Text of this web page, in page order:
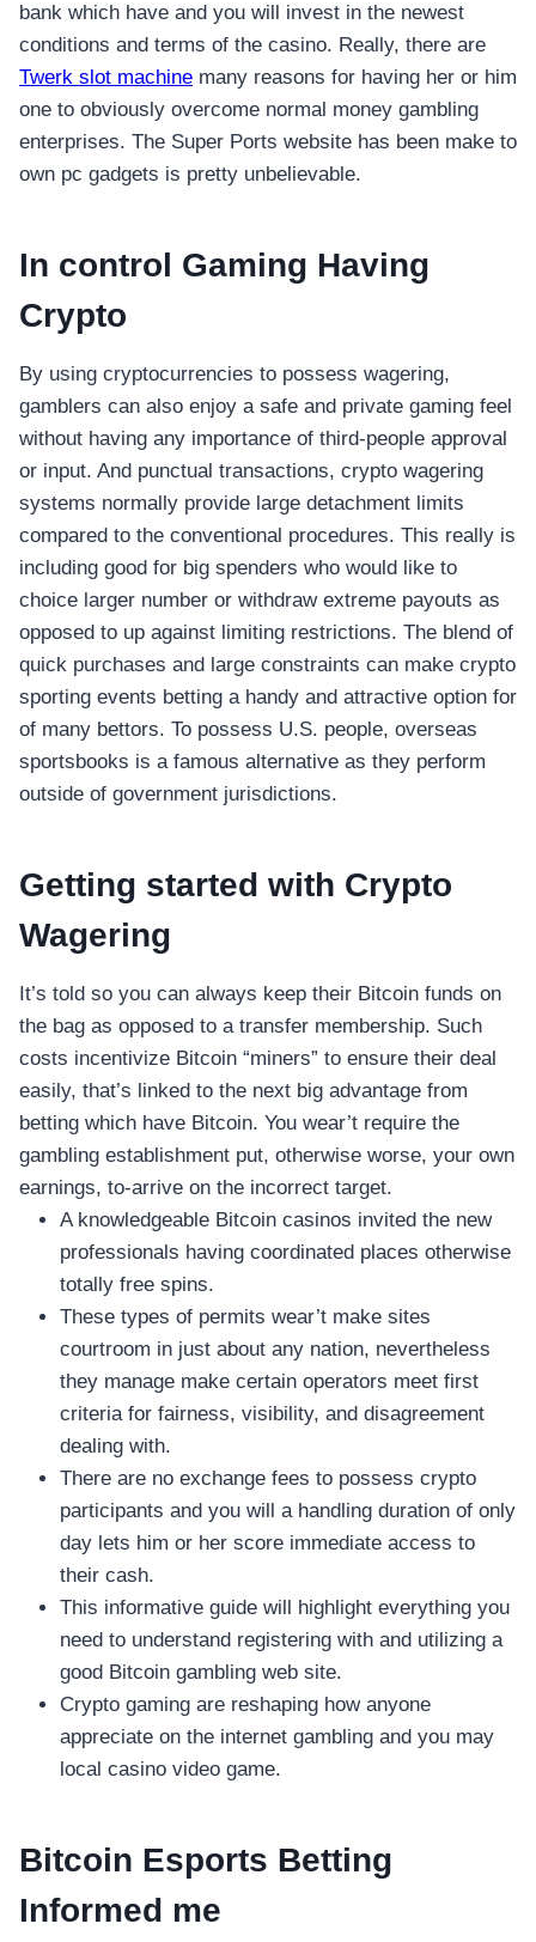
bank which have and you will invest in the newest
conditions and terms of the casino. Really, there are
Twerk slot machine many reasons for having her or him
one to obviously overcome normal money gambling
enterprises. The Super Ports website has been make to
own pc gadgets is pretty unbelievable.
In control Gaming Having
Crypto
By using cryptocurrencies to possess wagering,
gamblers can also enjoy a safe and private gaming feel
without having any importance of third-people approval
or input. And punctual transactions, crypto wagering
systems normally provide large detachment limits
compared to the conventional procedures. This really is
including good for big spenders who would like to
choice larger number or withdraw extreme payouts as
opposed to up against limiting restrictions. The blend of
quick purchases and large constraints can make crypto
sporting events betting a handy and attractive option for
of many bettors. To possess U.S. people, overseas
sportsbooks is a famous alternative as they perform
outside of government jurisdictions.
Getting started with Crypto
Wagering
It’s told so you can always keep their Bitcoin funds on
the bag as opposed to a transfer membership. Such
costs incentivize Bitcoin “miners” to ensure their deal
easily, that’s linked to the next big advantage from
betting which have Bitcoin. You wear’t require the
gambling establishment put, otherwise worse, your own
earnings, to-arrive on the incorrect target.
A knowledgeable Bitcoin casinos invited the new
professionals having coordinated places otherwise
totally free spins.
These types of permits wear’t make sites
courtroom in just about any nation, nevertheless
they manage make certain operators meet first
criteria for fairness, visibility, and disagreement
dealing with.
There are no exchange fees to possess crypto
participants and you will a handling duration of only
day lets him or her score immediate access to
their cash.
This informative guide will highlight everything you
need to understand registering with and utilizing a
good Bitcoin gambling web site.
Crypto gaming are reshaping how anyone
appreciate on the internet gambling and you may
local casino video game.
Bitcoin Esports Betting
Informed me